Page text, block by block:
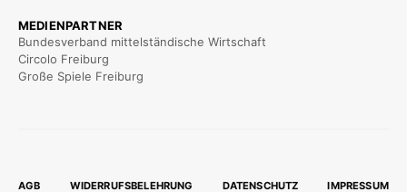
MEDIENPARTNER
Bundesverband mittelständische Wirtschaft
Circolo Freiburg
Große Spiele Freiburg
AGB WIDERRUFSBELEHRUNG DATENSCHUTZ IMPRESSUM